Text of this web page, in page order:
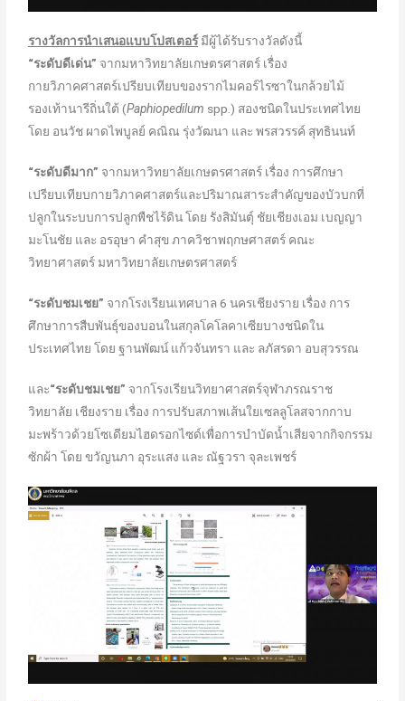
รางวัลการนำเสนอแบบโปสเตอร์มีผู้ได้รับรางวัลดังนี้
“ระดับดีเด่น” จากมหาวิทยาลัยเกษตรศาสตร์ เรื่อง
กายวิภาคศาสตร์เปรียบเทียบของรากไมคอร์ไรซาในกล้วยไม้
รองเท้านารีถิ่นใต้ (Paphiopedilum spp.) สองชนิดในประเทศไทย
โดย อนวัช ผาดไพบูลย์ คณิณ รุ่งวัฒนา และ พรสวรรค์ สุทธินนท์
“ระดับดีมาก” จากมหาวิทยาลัยเกษตรศาสตร์ เรื่อง การศึกษา
เปรียบเทียบกายวิภาคศาสตร์และปริมาณสาระสำคัญของบัวบกที่
ปลูกในระบบการปลูกพืชไร้ดิน โดย รังสิมันตุ์ ชัยเชียงเอม เบญญา
มะโนชัย และ อรอุษา คำสุข ภาควิชาพฤกษศาสตร์ คณะ
วิทยาศาสตร์ มหาวิทยาลัยเกษตรศาสตร์
“ระดับชมเชย” จากโรงเรียนเทศบาล 6 นครเชียงราย เรื่อง การ
ศึกษาการสืบพันธุ์ของบอนในสกุลโคโลคาเซียบางชนิดใน
ประเทศไทย โดย ฐานพัฒน์ แก้วจันทรา และ ลภัสรดา อบสุวรรณ
และ“ระดับชมเชย” จากโรงเรียนวิทยาศาสตร์จุฬาภรณราช
วิทยาลัย เชียงราย เรื่อง การปรับสภาพเส้นใยเซลลูโลสจากกาบ
มะพร้าวด้วยโซเดียมไฮดรอกไซด์เพื่อการบำบัดน้ำเสียจากกิจกรรม
ซักผ้า โดย ขวัญนภา อุระแสง และ ณัฐวรา จุละเพชร์